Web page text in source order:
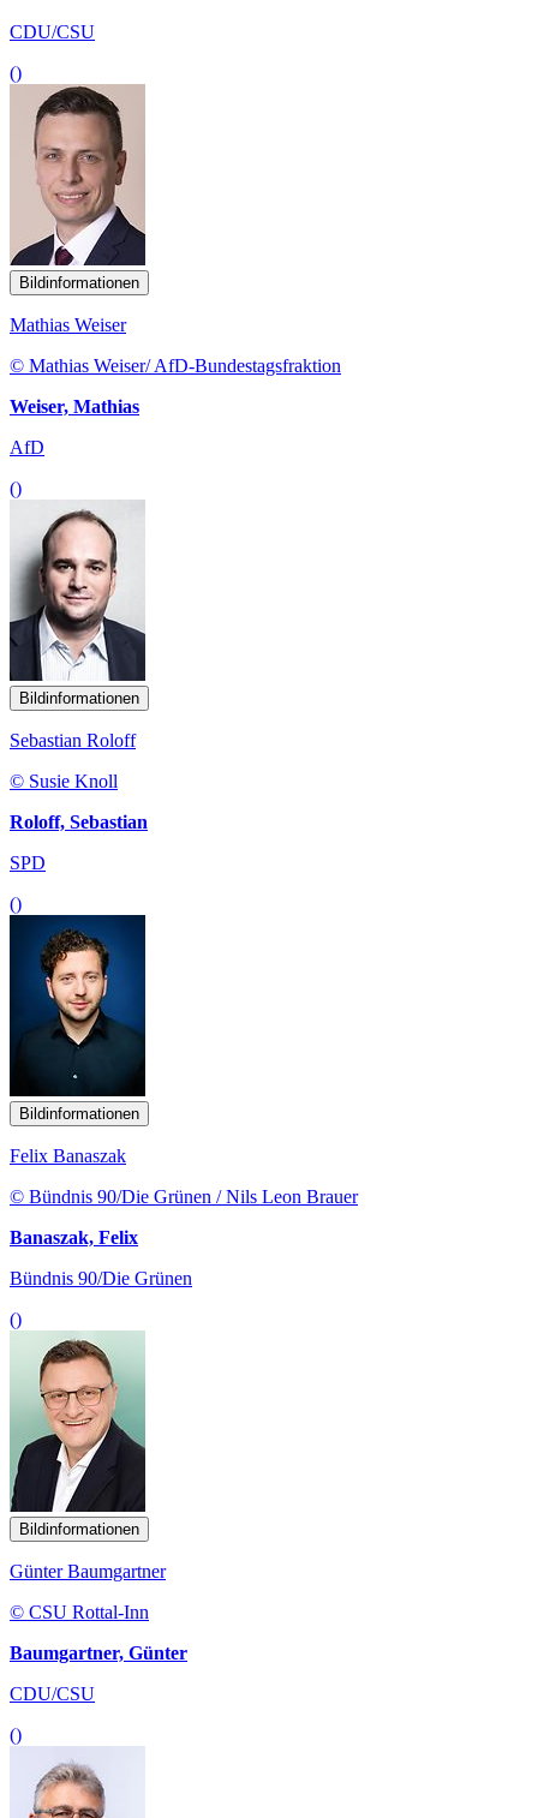
CDU/CSU
()
Bildinformationen
Mathias Weiser
© Mathias Weiser/ AfD-Bundestagsfraktion
Weiser, Mathias
AfD
()
Bildinformationen
Sebastian Roloff
© Susie Knoll
Roloff, Sebastian
SPD
()
Bildinformationen
Felix Banaszak
© Bündnis 90/Die Grünen / Nils Leon Brauer
Banaszak, Felix
Bündnis 90/Die Grünen
()
Bildinformationen
Günter Baumgartner
© CSU Rottal-Inn
Baumgartner, Günter
CDU/CSU
()